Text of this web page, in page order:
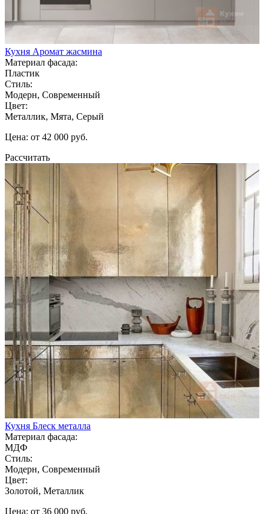
Кухня Аромат жасмина
Материал фасада:
Пластик
Стиль:
Модерн, Современный
Цвет:
Металлик, Мята, Серый
Цена: от 42 000 руб.
Рассчитать
Кухня Блеск металла
Материал фасада:
МДФ
Стиль:
Модерн, Современный
Цвет:
Золотой, Металлик
Цена: от 36 000 руб.